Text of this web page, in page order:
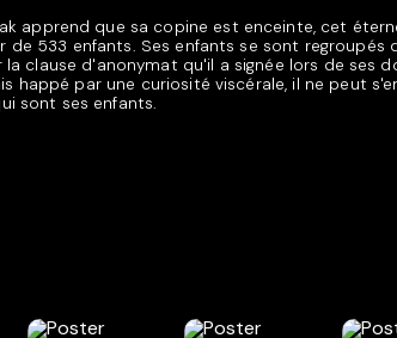
apprend que sa copine est enceinte, cet
533 enfants. Ses enfants se sont regroupés
clause d'anonymat qu'il a signée lors de ses
happé par une curiosité viscérale, il ne peut
sont ses enfants.